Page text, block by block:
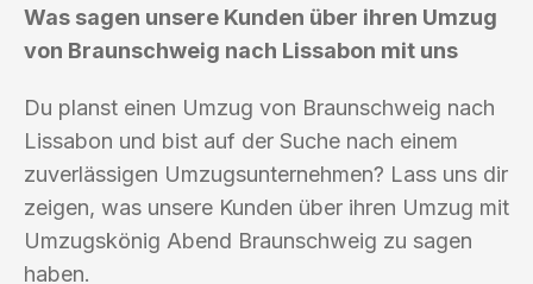
Was sagen unsere Kunden über ihren Umzug
von Braunschweig nach Lissabon mit uns
Du planst einen Umzug von Braunschweig nach
Lissabon und bist auf der Suche nach einem
zuverlässigen Umzugsunternehmen? Lass uns dir
zeigen, was unsere Kunden über ihren Umzug mit
Umzugskönig Abend Braunschweig zu sagen
haben.